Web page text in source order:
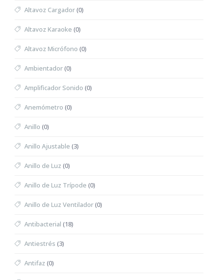
Altavoz Cargador(0)
Altavoz Karaoke (0)
Altavoz Micrófono (0)
Ambientador(0)
Amplificador Sonido (0)
Anemómetro (0)
Anillo (0)
Anillo Ajustable (3)
Anillo de Luz (0)
Anillo de Luz Trípode (0)
Anillo de Luz Ventilador(0)
Antibacterial (18)
Antiestrés (3)
Antifaz (0)